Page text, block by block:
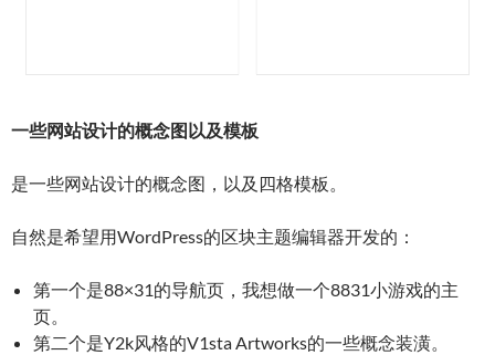
一些网站设计的概念图以及模板
是一些网站设计的概念图，以及四格模板。
自然是希望用WordPress的区块主题编辑器开发的：
第一个是88×31的导航页，我想做一个8831小游戏的主
页。
第二个是Y2k风格的V1sta Artworks的一些概念装潢。